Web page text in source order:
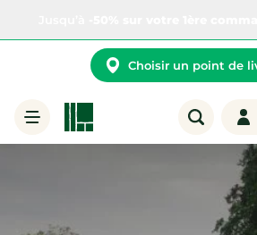
Choisir un point de
Livraison de paniers de fruits et